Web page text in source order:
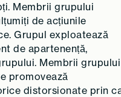
Membrii grupului
de acțiunile
Grupul exploatează
de apartenență,
Membrii grupului
promovează
distorsionate prin